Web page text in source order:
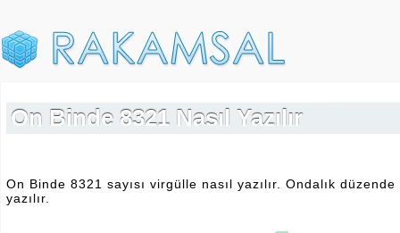
On Binde 8321 Nasıl Yazılır
On Binde 8321 sayısı virgülle nasıl yazılır. Ondalık
yazılır.